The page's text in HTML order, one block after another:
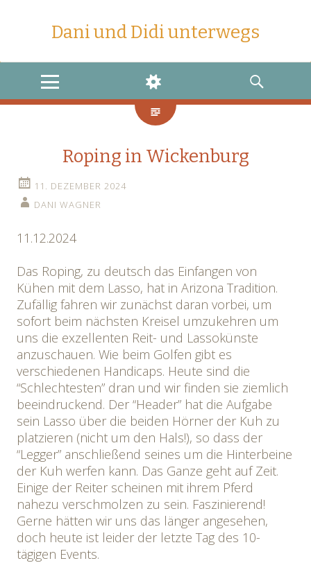
Dani und Didi unterwegs
MENU
WIDGETS
SEARCH
Roping in Wickenburg
11. DEZEMBER 2024
DANI WAGNER
11.12.2024
Das Roping, zu deutsch das Einfangen von
Kühen mit dem Lasso, hat in Arizona Tradition.
Zufällig fahren wir zunächst daran vorbei, um
sofort beim nächsten Kreisel umzukehren um
uns die exzellenten Reit- und Lassokünste
anzuschauen. Wie beim Golfen gibt es
verschiedenen Handicaps. Heute sind die
“Schlechtesten” dran und wir finden sie ziemlich
beeindruckend. Der “Header” hat die Aufgabe
sein Lasso über die beiden Hörner der Kuh zu
platzieren (nicht um den Hals!), so dass der
“Legger” anschließend seines um die Hinterbeine
der Kuh werfen kann. Das Ganze geht auf Zeit.
Einige der Reiter scheinen mit ihrem Pferd
nahezu verschmolzen zu sein. Faszinierend!
Gerne hätten wir uns das länger angesehen,
doch heute ist leider der letzte Tag des 10-
tägigen Events.